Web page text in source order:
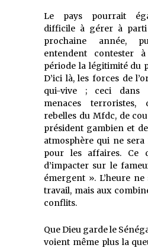
Le pays pourrait
difficile à gérer à
prochaine année,
entendent contester
période la légitimité du
D’ici là, les forces de
qui-vive ; ceci dans
menaces terroristes,
rebelles du Mfdc, de
président gambien et
atmosphère qui ne
pour les affaires. Ce
d’impacter sur le
émergent ». L’heure
travail, mais aux
conflits.
Que Dieu garde le
voient même plus la